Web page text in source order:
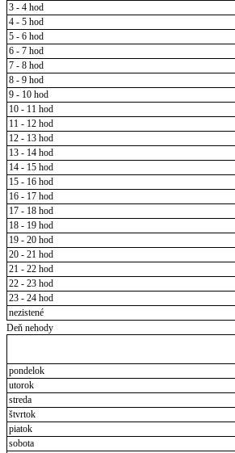
3 - 4 hod
4 - 5 hod
5 - 6 hod
6 - 7 hod
7 - 8 hod
8 - 9 hod
9 - 10 hod
10 - 11 hod
11 - 12 hod
12 - 13 hod
13 - 14 hod
14 - 15 hod
15 - 16 hod
16 - 17 hod
17 - 18 hod
18 - 19 hod
19 - 20 hod
20 - 21 hod
21 - 22 hod
22 - 23 hod
23 - 24 hod
nezistené
Deň nehody
pondelok
utorok
streda
štvrtok
piatok
sobota